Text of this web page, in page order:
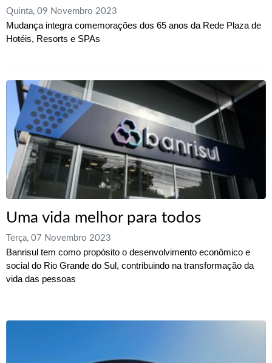
Quinta, 09 Novembro 2023
Mudança integra comemorações dos 65 anos da Rede Plaza de
Hotéis, Resorts e SPAs
Uma vida melhor para todos
Terça, 07 Novembro 2023
Banrisul tem como propósito o desenvolvimento econômico e
social do Rio Grande do Sul, contribuindo na transformação da
vida das pessoas